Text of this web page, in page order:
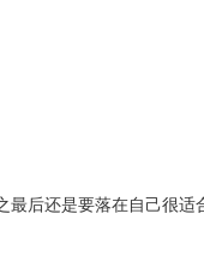
后还是要落在自己很适